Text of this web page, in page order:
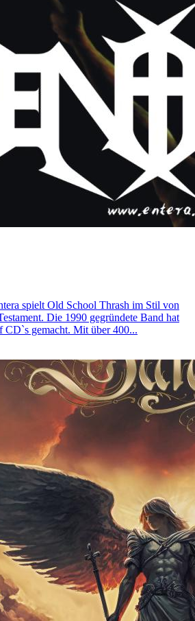
spielt Old School Thrash im Stil von
Die 1990 gegründete Band hat
CD`s gemacht. Mit über 400...